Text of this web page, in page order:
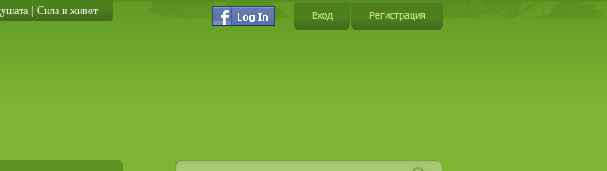
Сила и живот